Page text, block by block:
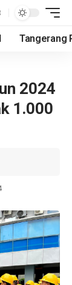
Tangerang
2024
1.000